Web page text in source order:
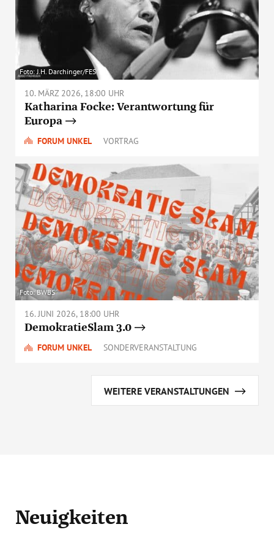
Foto: J.H. Darchinger/FES
10. MÄRZ 2026, 18:00 UHR
Katharina Focke: Verantwortung für
Europa
FORUM UNKEL VORTRAG
Foto: BWBS
16. JUNI 2026, 18:00 UHR
DemokratieSlam 3.0
FORUM UNKEL SONDERVERANSTALTUNG
WEITERE VERANSTALTUNGEN
Neuigkeiten